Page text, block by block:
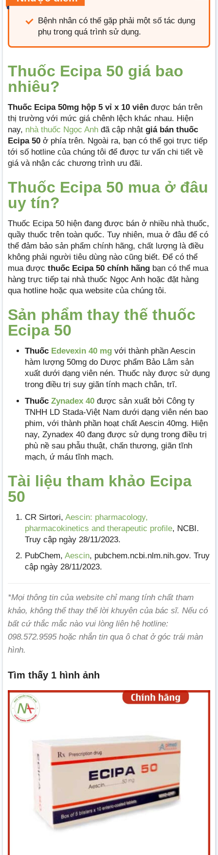
Bệnh nhân có thể gặp phải một số tác dụng
phụ trong quá trình sử dụng.
Thuốc Ecipa 50 giá bao
nhiêu?
Thuốc Ecipa 50mg hộp 5 vỉ x 10 viên được bán trên
thị trường với mức giá chênh lệch khác nhau. Hiện
nay, nhà thuốc Ngọc Anh đã cập nhật giá bán thuốc
Ecipa 50 ở phía trên. Ngoài ra, bạn có thể gọi trực tiếp
tới số hotline của chúng tôi để được tư vấn chi tiết về
giá và nhận các chương trình ưu đãi.
Thuốc Ecipa 50 mua ở đâu
uy tín?
Thuốc Ecipa 50 hiện đang được bán ở nhiều nhà thuốc,
quầy thuốc trên toàn quốc. Tuy nhiên, mua ở đâu để có
thể đảm bảo sản phẩm chính hãng, chất lượng là điều
không phải người tiêu dùng nào cũng biết. Để có thể
mua được thuốc Ecipa 50 chính hãng bạn có thể mua
hàng trực tiếp tại nhà thuốc Ngọc Anh hoặc đặt hàng
qua hotline hoặc qua website của chúng tôi.
Sản phẩm thay thế thuốc
Ecipa 50
Thuốc Edevexin 40 mg với thành phần Aescin
hàm lượng 50mg do Dược phẩm Bảo Lâm sản
xuất dưới dạng viên nén. Thuốc này được sử dụng
trong điều trị suy giãn tính mạch chân, trĩ.
Thuốc Zynadex 40 được sản xuất bởi Công ty
TNHH LD Stada-Việt Nam dưới dạng viên nén bao
phim, với thành phần hoạt chất Aescin 40mg. Hiện
nay, Zynadex 40 đang được sử dụng trong điều trị
phù nề sau phẫu thuật, chấn thương, giãn tĩnh
mạch, ứ máu tĩnh mạch.
Tài liệu tham khảo Ecipa
50
CR Sirtori, Aescin: pharmacology,
pharmacokinetics and therapeutic profile, NCBI.
Truy cập ngày 28/11/2023.
PubChem, Aescin, pubchem.ncbi.nlm.nih.gov. Truy
cập ngày 28/11/2023.
*Mọi thông tin của website chỉ mang tính chất tham
khảo, không thể thay thế lời khuyên của bác sĩ. Nếu có
bất cứ thắc mắc nào vui lòng liên hệ hotline:
098.572.9595 hoặc nhắn tin qua ô chat ở góc trái màn
hình.
Tìm thấy 1 hình ảnh